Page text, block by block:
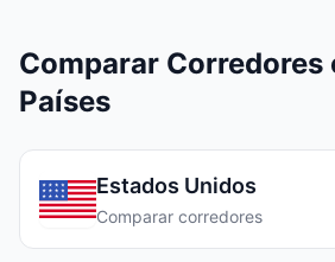
Comparar Corredores
Países
Estados Unidos
Comparar corredores